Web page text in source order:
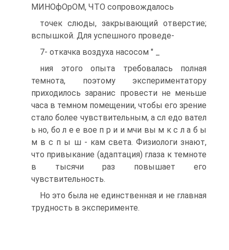
МИНОфОрОМ, ЧТО сопровождалось
точек слюды, закрывающий отверстие;
вспышкой. Для успешного проведе-
7- откачка воздуха насосом " _
ния этого опыта требовалась полная
темнота, поэтому экспериментатору
приходилось заранис провести не меньше
часа в темном помещении, чтобы его зрение
стало более чувствительным, а сл едо вател
ь но, бо л е е вое п р и и мчи вы м к с л а б ы
м в с п ы ш - кам света. Физиологи знают,
что привыкание (адаптация) глаза к темноте
в тысячи раз повышает его
чувствительность.
Но это была не единственная и не главная
трудность в эксперименте.